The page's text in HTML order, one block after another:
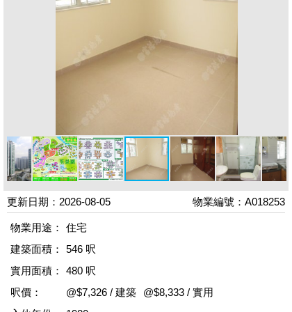
更新日期：2026-08-05 物業編號：A018253
物業用途：
住宅
建築面積：
546 呎
實用面積：
480 呎
呎價：
@$7,326 / 建築
@$8,333 / 實用